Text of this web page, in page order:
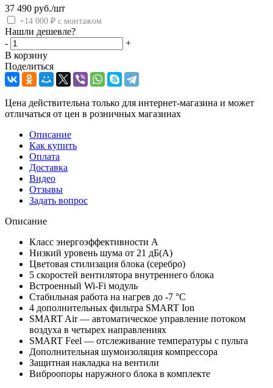
37 490 руб./шт
+14 000 ₽ с монтажом
Нашли дешевле?
-
+
В корзину
Поделиться
Цена действительна только для интернет-магазина и может
отличаться от цен в розничных магазинах
Описание
Как купить
Оплата
Доставка
Видео
Отзывы
Задать вопрос
Описание
Класс энергоэффективности A
Низкий уровень шума от 21 дБ(А)
Цветовая стилизация блока (серебро)
5 скоростей вентилятора внутреннего блока
Встроенный Wi-Fi модуль
Стабильная работа на нагрев до -7 °С
4 дополнительных фильтра SMART Ion
SMART Air — автоматическое управление потоком
воздуха в четырех направлениях
SMART Feel — отслеживание температуры с пульта
Дополнительная шумоизоляция компрессора
Защитная накладка на вентили
Виброопоры наружного блока в комплекте